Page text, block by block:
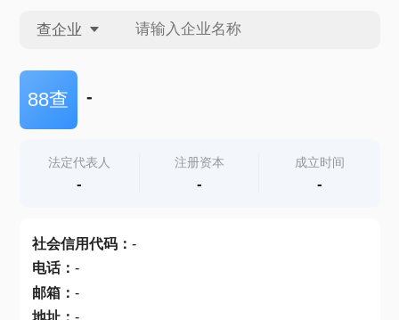
查企业
查企业
查产地
88查 -
法定代表人
-
注册资本
-
成立时间
-
社会信用代码： -
电话： -
邮箱： -
地址： -